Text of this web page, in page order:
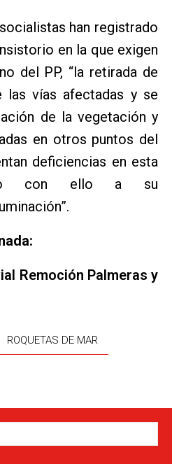
han registrado
en la que exigen
del PP, “la retirada de
las vías afectadas y se
de la vegetación y
en otros puntos del
deficiencias en esta
con ello a su
Remoción Palmeras y
ROQUETAS DE MAR